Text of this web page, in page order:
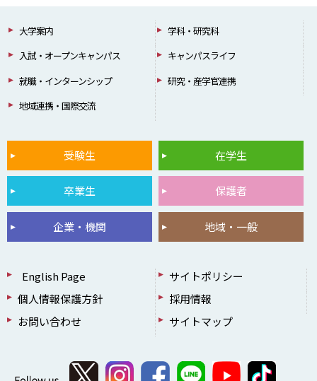
大学案内
学科・研究科
入試・オープンキャンパス
キャンパスライフ
就職・インターンシップ
研究・産学官連携
地域連携・国際交流
受験生 在学生
卒業生 保護者
企業・機関 地域・一般
English Page
サイトポリシー
個人情報保護方針
採用情報
お問い合わせ
サイトマップ